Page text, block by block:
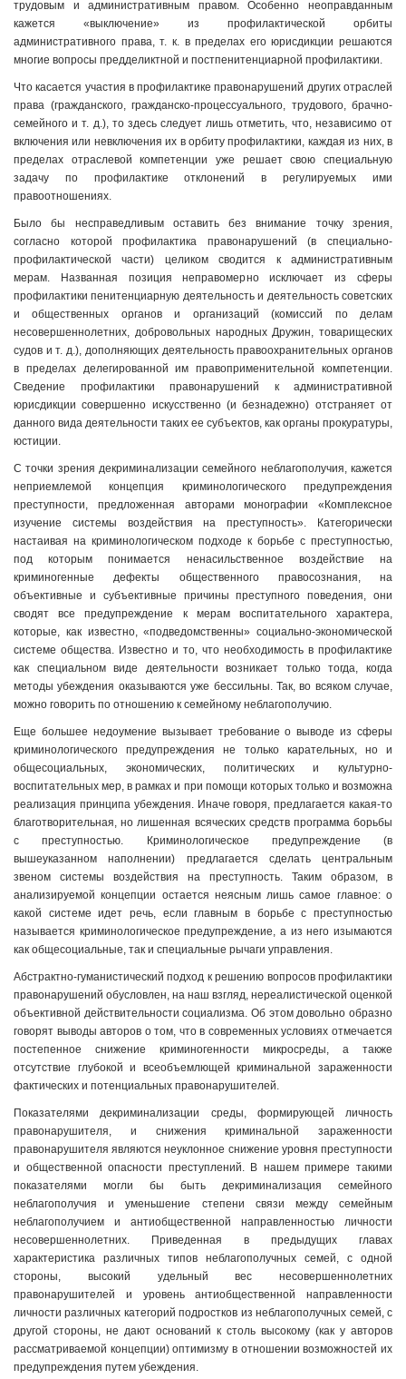
трудовым и административным правом. Особенно неоправданным
кажется «выключение» из профилактической орбиты
административного права, т. к. в пределах его юрисдикции решаются
многие вопросы предделиктной и постпенитенциарной профилактики.
Что касается участия в профилактике правонарушений других отраслей
права (гражданского, гражданско-процессуального, трудового, брачно-
семейного и т. д.), то здесь следует лишь отметить, что, независимо от
включения или невключения их в орбиту профилактики, каждая из них, в
пределах отраслевой компетенции уже решает свою специальную
задачу по профилактике отклонений в регулируемых ими
правоотношениях.
Было бы несправедливым оставить без внимание точку зрения,
согласно которой профилактика правонарушений (в специально-
профилактической части) целиком сводится к административным
мерам. Названная позиция неправомерно исключает из сферы
профилактики пенитенциарную деятельность и деятельность советских
и общественных органов и организаций (комиссий по делам
несовершеннолетних, добровольных народных Дружин, товарищеских
судов и т. д.), дополняющих деятельность правоохранительных органов
в пределах делегированной им правоприменительной компетенции.
Сведение профилактики правонарушений к административной
юрисдикции совершенно искусственно (и безнадежно) отстраняет от
данного вида деятельности таких ее субъектов, как органы прокуратуры,
юстиции.
С точки зрения декриминализации семейного неблагополучия, кажется
неприемлемой концепция криминологического предупреждения
преступности, предложенная авторами монографии «Комплексное
изучение системы воздействия на преступность». Категорически
настаивая на криминологическом подходе к борьбе с преступностью,
под которым понимается ненасильственное воздействие на
криминогенные дефекты общественного правосознания, на
объективные и субъективные причины преступного поведения, они
сводят все предупреждение к мерам воспитательного характера,
которые, как известно, «подведомственны» социально-экономической
системе общества. Известно и то, что необходимость в профилактике
как специальном виде деятельности возникает только тогда, когда
методы убеждения оказываются уже бессильны. Так, во всяком случае,
можно говорить по отношению к семейному неблагополучию.
Еще большее недоумение вызывает требование о выводе из сферы
криминологического предупреждения не только карательных, но и
общесоциальных, экономических, политических и культурно-
воспитательных мер, в рамках и при помощи которых только и возможна
реализация принципа убеждения. Иначе говоря, предлагается какая-то
благотворительная, но лишенная всяческих средств программа борьбы
с преступностью. Криминологическое предупреждение (в
вышеуказанном наполнении) предлагается сделать центральным
звеном системы воздействия на преступность. Таким образом, в
анализируемой концепции остается неясным лишь самое главное: о
какой системе идет речь, если главным в борьбе с преступностью
называется криминологическое предупреждение, а из него изымаются
как общесоциальные, так и специальные рычаги управления.
Абстрактно-гуманистический подход к решению вопросов профилактики
правонарушений обусловлен, на наш взгляд, нереалистической оценкой
объективной действительности социализма. Об этом довольно образно
говорят выводы авторов о том, что в современных условиях отмечается
постепенное снижение криминогенности микросреды, а также
отсутствие глубокой и всеобъемлющей криминальной зараженности
фактических и потенциальных правонарушителей.
Показателями декриминализации среды, формирующей личность
правонарушителя, и снижения криминальной зараженности
правонарушителя являются неуклонное снижение уровня преступности
и общественной опасности преступлений. В нашем примере такими
показателями могли бы быть декриминализация семейного
неблагополучия и уменьшение степени связи между семейным
неблагополучием и антиобщественной направленностью личности
несовершеннолетних. Приведенная в предыдущих главах
характеристика различных типов неблагополучных семей, с одной
стороны, высокий удельный вес несовершеннолетних
правонарушителей и уровень антиобщественной направленности
личности различных категорий подростков из неблагополучных семей, с
другой стороны, не дают оснований к столь высокому (как у авторов
рассматриваемой концепции) оптимизму в отношении возможностей их
предупреждения путем убеждения.